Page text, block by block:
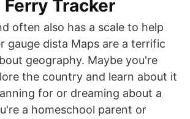
Tracker
often also has a scale to help
gauge dista Maps are a terrific
geography. Maybe you're
the country and learn about it
for or dreaming about a
a homeschool parent or